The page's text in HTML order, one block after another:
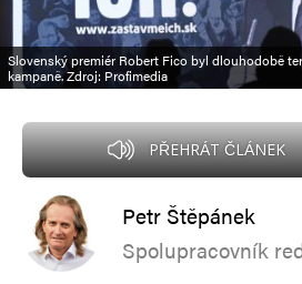
Slovenský premiér Robert Fico byl dlouhodobě
kampaně. Zdroj: Profimedia
PŘEHRÁT ČLÁNEK
Petr Štěpánek
Spolupracovník